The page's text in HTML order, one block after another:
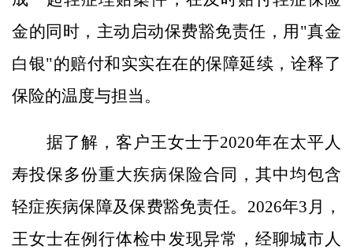
金的同时，主动启动保费豁免责任，用"真金
白银"的赔付和实实在在的保障延续，诠释了
保险的温度与担当。
据了解，客户王女士于2020年在太平人
寿投保多份重大疾病保险合同，其中均包含
轻症疾病保障及保费豁免责任。2026年3月，
王女士在例行体检中发现异常，经聊城市人